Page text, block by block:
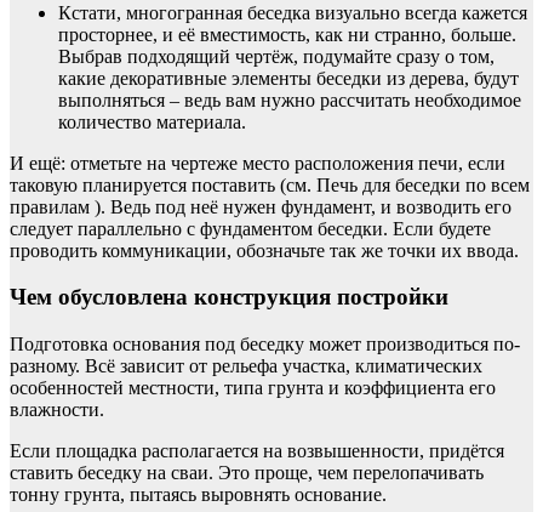
Кстати, многогранная беседка визуально всегда кажется
просторнее, и её вместимость, как ни странно, больше.
Выбрав подходящий чертёж, подумайте сразу о том,
какие декоративные элементы беседки из дерева, будут
выполняться – ведь вам нужно рассчитать необходимое
количество материала.
И ещё: отметьте на чертеже место расположения печи, если
таковую планируется поставить (см. Печь для беседки по всем
правилам ). Ведь под неё нужен фундамент, и возводить его
следует параллельно с фундаментом беседки. Если будете
проводить коммуникации, обозначьте так же точки их ввода.
Чем обусловлена конструкция постройки
Подготовка основания под беседку может производиться по-
разному. Всё зависит от рельефа участка, климатических
особенностей местности, типа грунта и коэффициента его
влажности.
Если площадка располагается на возвышенности, придётся
ставить беседку на сваи. Это проще, чем перелопачивать
тонну грунта, пытаясь выровнять основание.